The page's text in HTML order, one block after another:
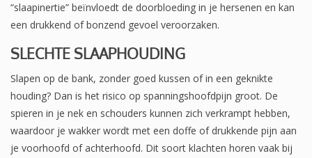
“slaapinertie” beïnvloedt de doorbloeding in je hersenen en kan
een drukkend of bonzend gevoel veroorzaken.
SLECHTE SLAAPHOUDING
Slapen op de bank, zonder goed kussen of in een geknikte
houding? Dan is het risico op spanningshoofdpijn groot. De
spieren in je nek en schouders kunnen zich verkrampt hebben,
waardoor je wakker wordt met een doffe of drukkende pijn aan
je voorhoofd of achterhoofd. Dit soort klachten horen vaak bij